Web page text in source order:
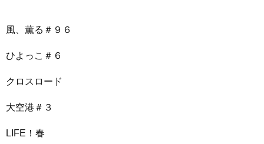
風、薫る＃９６
ひよっこ＃６
クロスロード
大空港＃３
LIFE！春